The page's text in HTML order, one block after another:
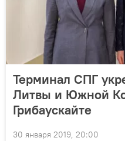
Терминал СПГ
Литвы и Южной
Грибаускайте
30 января 2019, 20:00